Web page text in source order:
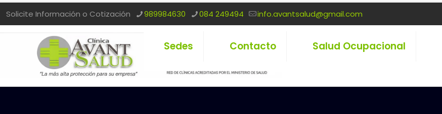
Solicite Información o Cotización 989984630 084 249494 info.avantsalud@gmail.com
Sedes Contacto Salud Ocupacional